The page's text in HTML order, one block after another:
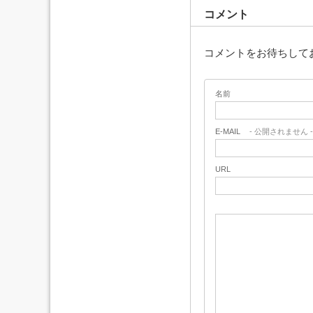
コメント
コメントをお待ちして
名前
E-MAIL - 公開されません -
URL